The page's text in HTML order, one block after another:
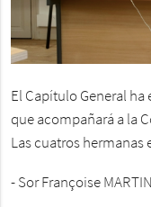
El Capítulo General ha
que acompañará a la
Las cuatros hermanas
- Sor Françoise